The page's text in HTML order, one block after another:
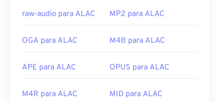
raw-audio para ALAC MP2 para ALAC
OGA para ALAC M4B para ALAC
APE para ALAC OPUS para ALAC
M4R para ALAC MID para ALAC